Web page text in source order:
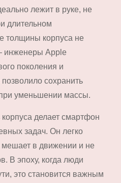
лежит в руке, не
длительном
толщины корпуса не
инженеры Apple
поколения и
сохранить
уменьшении массы.
корпуса делает смартфон
задач. Он легко
в движении и не
В эпоху, когда люди
это становится важным